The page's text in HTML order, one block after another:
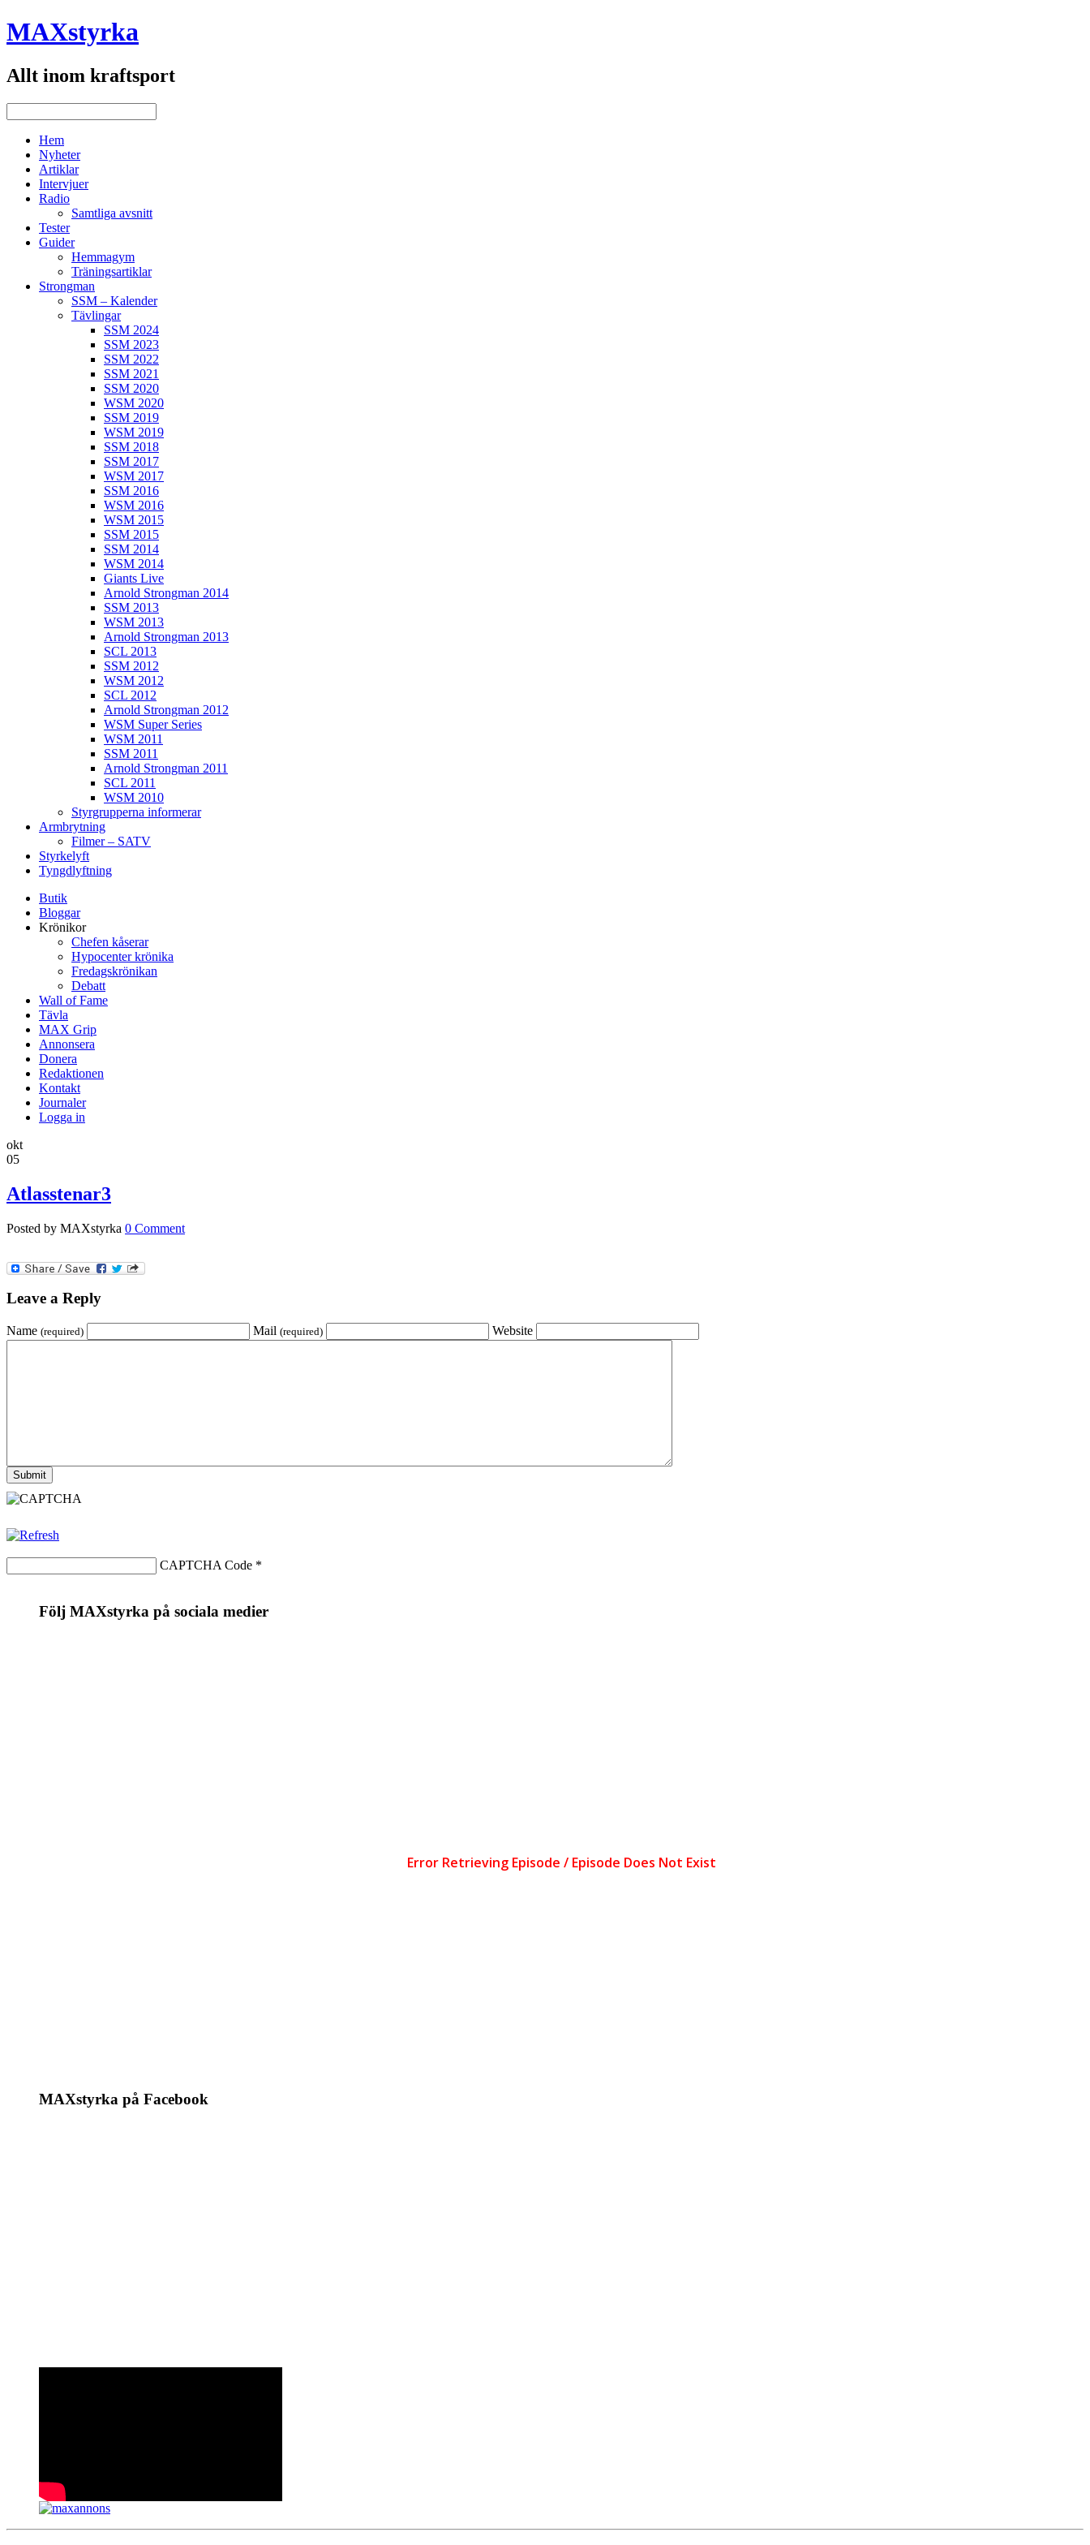
MAXstyrka
Allt inom kraftsport
Hem
Nyheter
Artiklar
Intervjuer
Radio
Samtliga avsnitt
Tester
Guider
Hemmagym
Träningsartiklar
Strongman
SSM – Kalender
Tävlingar
SSM 2024
SSM 2023
SSM 2022
SSM 2021
SSM 2020
WSM 2020
SSM 2019
WSM 2019
SSM 2018
SSM 2017
WSM 2017
SSM 2016
WSM 2016
WSM 2015
SSM 2015
SSM 2014
WSM 2014
Giants Live
Arnold Strongman 2014
SSM 2013
WSM 2013
Arnold Strongman 2013
SCL 2013
SSM 2012
WSM 2012
SCL 2012
Arnold Strongman 2012
WSM Super Series
WSM 2011
SSM 2011
Arnold Strongman 2011
SCL 2011
WSM 2010
Styrgrupperna informerar
Armbrytning
Filmer – SATV
Styrkelyft
Tyngdlyftning
Butik
Bloggar
Krönikor
Chefen kåserar
Hypocenter krönika
Fredagskrönikan
Debatt
Wall of Fame
Tävla
MAX Grip
Annonsera
Donera
Redaktionen
Kontakt
Journaler
Logga in
okt
05
Atlasstenar3
Posted by MAXstyrka 0 Comment
Leave a Reply
Name (required) Mail (required) Website
CAPTCHA Code *
Följ MAXstyrka på sociala medier
MAXstyrka på Facebook